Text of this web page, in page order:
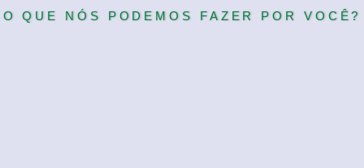
O QUE NÓS PODEMOS FAZER POR VOCÊ?